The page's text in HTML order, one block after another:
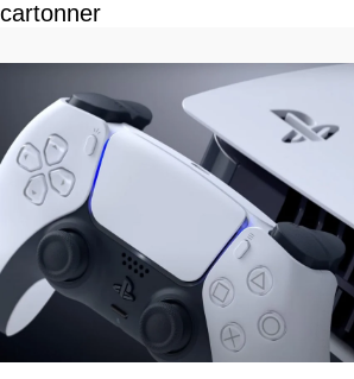
cartonner